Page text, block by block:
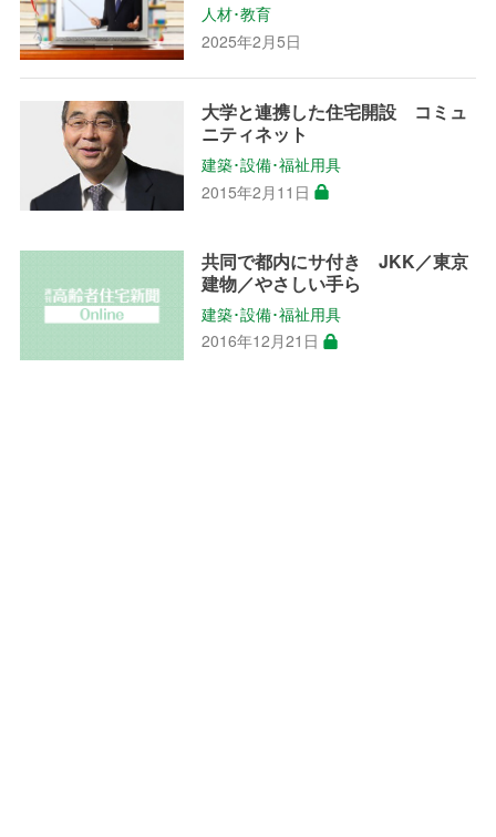
人材･教育
2025年2月5日
大学と連携した住宅開設 コミュ
ニティネット
建築･設備･福祉用具
2015年2月11日
共同で都内にサ付き JKK／東京
建物／やさしい手ら
建築･設備･福祉用具
2016年12月21日